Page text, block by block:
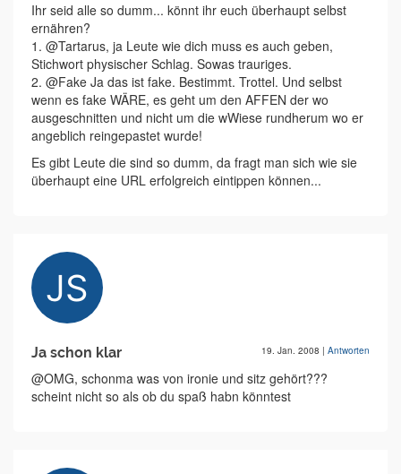
Ihr seid alle so dumm... könnt ihr euch überhaupt selbst
ernähren?
1. @Tartarus, ja Leute wie dich muss es auch geben,
Stichwort physischer Schlag. Sowas trauriges.
2. @Fake Ja das ist fake. Bestimmt. Trottel. Und selbst
wenn es fake WÄRE, es geht um den AFFEN der wo
ausgeschnitten und nicht um die wWiese rundherum wo er
angeblich reingepastet wurde!
Es gibt Leute die sind so dumm, da fragt man sich wie sie
überhaupt eine URL erfolgreich eintippen können...
Ja schon klar 19. Jan. 2008 | Antworten
@OMG, schonma was von ironie und sitz gehört???
scheint nicht so als ob du spaß habn könntest